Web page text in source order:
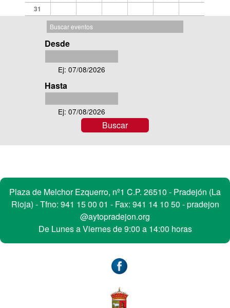
31
Buscar en la agenda
t
Desde
Ej: 07/08/2026
Hasta
Ej: 07/08/2026
Contacto
Plaza de Melchor Ezquerro, nº1 C.P. 26510 - Pradejón (La
Rioja) - Tfno: 941 15 00 01 - Fax: 941 14 10 50 -pradejon
@aytopradejon.org
De Lunes a Viernes de 9:00 a 14:00 horas